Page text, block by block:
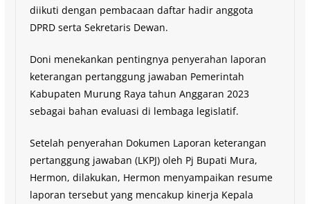
diikuti dengan pembacaan daftar hadir anggota
DPRD serta Sekretaris Dewan.
Doni menekankan pentingnya penyerahan laporan
keterangan pertanggung jawaban Pemerintah
Kabupaten Murung Raya tahun Anggaran 2023
sebagai bahan evaluasi di lembaga legislatif.
Setelah penyerahan Dokumen Laporan keterangan
pertanggung jawaban (LKPJ) oleh Pj Bupati Mura,
Hermon, dilakukan, Hermon menyampaikan resume
laporan tersebut yang mencakup kinerja Kepala